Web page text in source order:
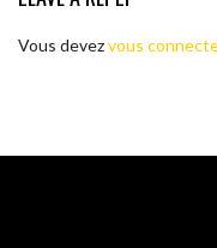
Vous devezvous